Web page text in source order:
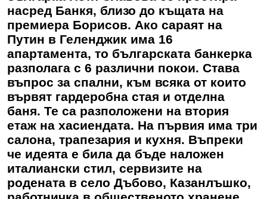
насред Банкя, близо до къщата на
премиера Борисов. Ако сараят на
Путин в Геленджик има 16
апартамента, то българската банкерка
разполага с 6 различни покои. Става
въпрос за спални, към всяка от които
вървят гардеробна стая и отделна
баня. Те са разположени на втория
етаж на хасиендата. На първия има три
салона, трапезария и кухня. Въпреки
че идеята е била да бъде наложен
италиански стил, сервизите на
родената в село Дъбово, Казанлъшко,